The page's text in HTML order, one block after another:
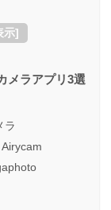
示]
メラアプリ3選
ラ